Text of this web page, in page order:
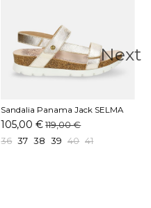
Sandalia Panama Jack SELMA
SHINE B1 Oro
105,00 € 119,00 €
36 37 38 39 40 41
Next